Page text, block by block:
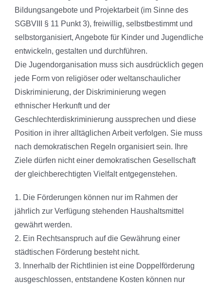
Bildungsangebote und Projektarbeit (im Sinne des
SGBVIII § 11 Punkt 3), freiwillig, selbstbestimmt und
selbstorganisiert, Angebote für Kinder und Jugendliche
entwickeln, gestalten und durchführen.
Die Jugendorganisation muss sich ausdrücklich gegen
jede Form von religiöser oder weltanschaulicher
Diskriminierung, der Diskriminierung wegen
ethnischer Herkunft und der
Geschlechterdiskriminierung aussprechen und diese
Position in ihrer alltäglichen Arbeit verfolgen. Sie muss
nach demokratischen Regeln organisiert sein. Ihre
Ziele dürfen nicht einer demokratischen Gesellschaft
der gleichberechtigten Vielfalt entgegenstehen.
1. Die Förderungen können nur im Rahmen der
jährlich zur Verfügung stehenden Haushaltsmittel
gewährt werden.
2. Ein Rechtsanspruch auf die Gewährung einer
städtischen Förderung besteht nicht.
3. Innerhalb der Richtlinien ist eine Doppelförderung
ausgeschlossen, entstandene Kosten können nur